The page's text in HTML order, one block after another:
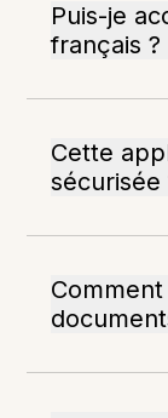
Puis-je
français ?
Cette
sécurisée